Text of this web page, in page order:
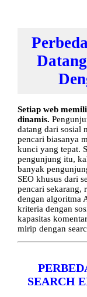
Setiap web
dinamis.
datang dari sosial
pencari biasanya
kunci yang tepat.
pengunjung itu,
banyak
SEO khusus dari
pencari sekarang,
dengan algoritma
kriteria dengan
kapasitas
mirip dengan
SEARCH